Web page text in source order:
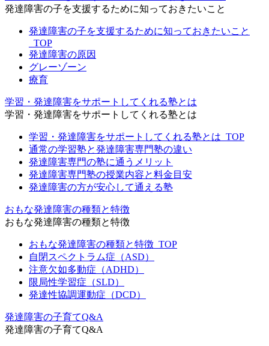
発達障害の子を支援するために知っておきたいこと
発達障害の子を支援するために知っておきたいこと
_TOP
発達障害の原因
グレーゾーン
療育
学習・発達障害をサポートしてくれる塾とは
学習・発達障害をサポートしてくれる塾とは
学習・発達障害をサポートしてくれる塾とは_TOP
通常の学習塾と発達障害専門塾の違い
発達障害専門の塾に通うメリット
発達障害専門塾の授業内容と料金目安
発達障害の方が安心して通える塾
おもな発達障害の種類と特徴
おもな発達障害の種類と特徴
おもな発達障害の種類と特徴_TOP
自閉スペクトラム症（ASD）
注意欠如多動症（ADHD）
限局性学習症（SLD）
発達性協調運動症（DCD）
発達障害の子育てQ&A
発達障害の子育てQ&A